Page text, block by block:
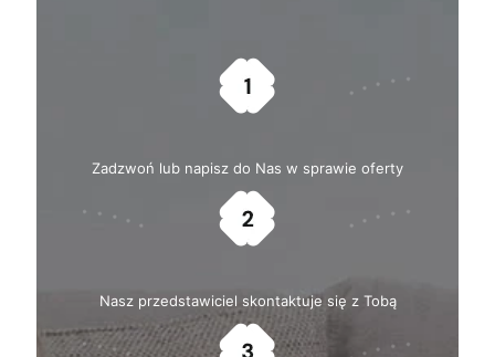
Zadzwoń lub napisz do Nas w sprawie oferty
Nasz przedstawiciel skontaktuje się z Tobą